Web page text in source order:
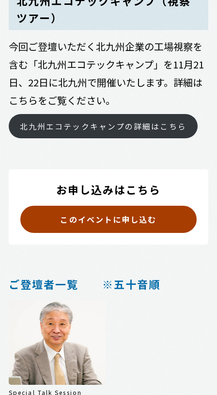
ツアー）
今回ご登壇いただく北九州企業の工場視察を
含む「北九州エコテックキャンプ」を11月21
日、22日に北九州で開催いたします。詳細は
こちらをご覧ください。
北九州エコテックキャンプの詳細はこちら
お申し込みはこちら
このイベントに申し込む
ご登壇者一覧 ※五十音順
Special Talk Session